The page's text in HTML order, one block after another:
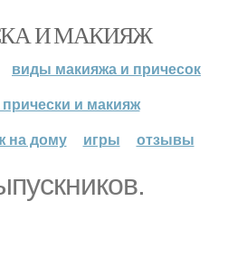
И МАКИЯЖ
виды макияжа и причесок
прически и макияж
на дому
игры отзывы